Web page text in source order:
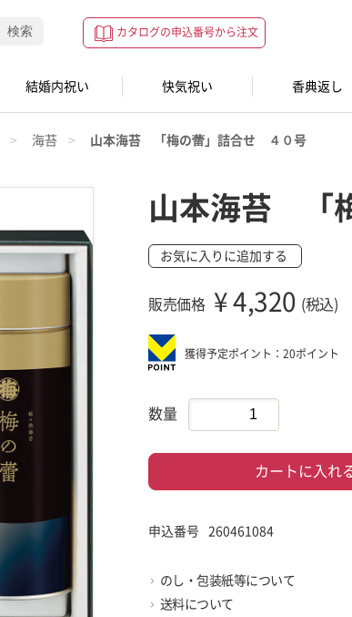
カタログの申込番号から注文
検索
結婚内祝い 快気祝い 香典返し
海苔 山本海苔 「梅の蕾」詰合せ ４０号
山本海苔 「
お気に入りに追加する
販売価格 ¥ 4,320 (税込)
獲得予定ポイント：20ポイント
数量
カートに入れ
申込番号 260461084
のし・包装紙等について
送料について